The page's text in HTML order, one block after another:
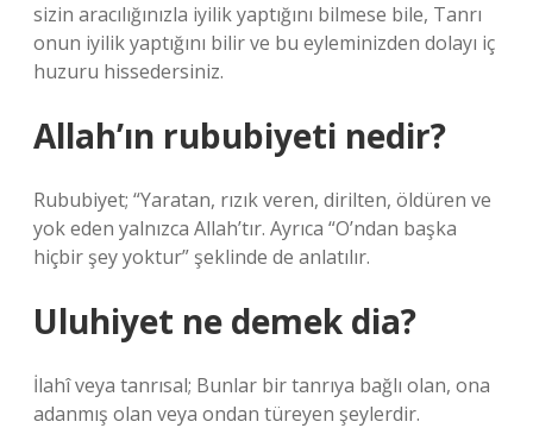
sizin aracılığınızla iyilik yaptığını bilmese bile, Tanrı
onun iyilik yaptığını bilir ve bu eyleminizden dolayı iç
huzuru hissedersiniz.
Allah’ın rububiyeti nedir?
Rububiyet; “Yaratan, rızık veren, dirilten, öldüren ve
yok eden yalnızca Allah’tır. Ayrıca “O’ndan başka
hiçbir şey yoktur” şeklinde de anlatılır.
Uluhiyet ne demek dia?
İlahî veya tanrısal; Bunlar bir tanrıya bağlı olan, ona
adanmış olan veya ondan türeyen şeylerdir.